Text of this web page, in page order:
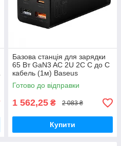
Базова станція для зарядки
65 Вт GaN3 AC 2U 2C C до C
кабель (1м) Baseus
(PSZM000001) Чорний
Готово до відправки
1 562,25 ₴ 2 083 ₴
Купити